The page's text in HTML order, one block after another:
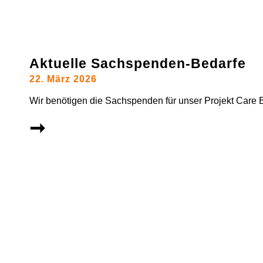
Aktuelle Sachspenden-Bedarfe
22. März 2026
Wir benötigen die Sachspenden für unser Projekt Care
➞